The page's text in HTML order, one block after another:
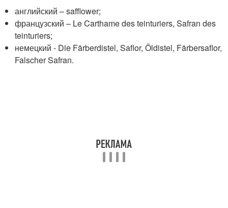
английский – safflower;
французский – Le Carthame des teinturiers, Safran des
teinturiers;
немецкий - Die Färberdistel, Saflor, Öldistel, Färbersaflor,
Falscher Safran.